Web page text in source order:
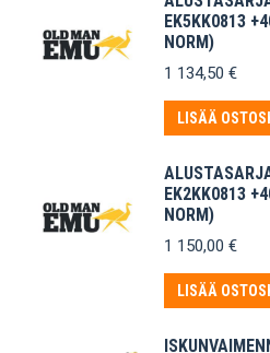
EK5KK0813
NORM)
1 134,50 €
LISÄÄ
EK2KK0813
NORM)
1 150,00 €
LISÄÄ